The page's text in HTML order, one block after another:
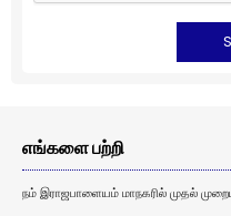
எங்களை பற்றி
நம் இராஜபாளையம் மாநகரில் முதல்